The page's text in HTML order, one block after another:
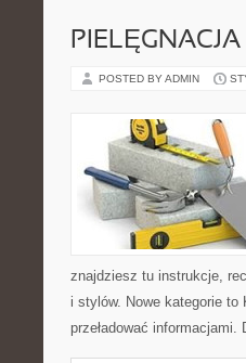
POSTED BY ADMIN
znajdziesz tu instrukcje,
i stylów. Nowe kategorie to
przeładować